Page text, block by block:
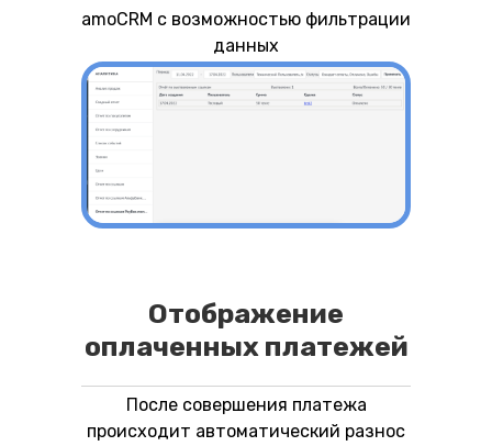
amoCRM с возможностью фильтрации
данных
После совершения платежа
происходит автоматический разнос
Отображение
оплаченных платежей